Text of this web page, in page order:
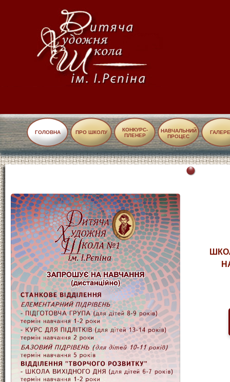
ГОЛОВНА ПРО ШКОЛУ
КОНКУРС-
ПЛЕНЕР
НАВЧАЛЬНИЙ
ПРОЦЕС